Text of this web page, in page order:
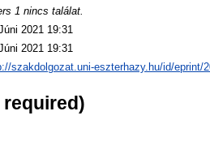
1 nincs találat.
2021 19:31
2021 19:31
szakdolgozat.uni-eszterhazy.hu/id/eprint/